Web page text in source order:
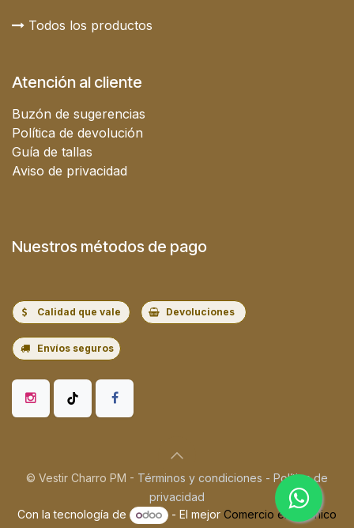
Todos los productos
Atención al cliente
Buzón de sugerencias
Política de devolución
Guía de tallas
Aviso de privacidad
Nuestros métodos de pago
Calidad que vale Devoluciones
Envíos seguros
© Vestir Charro PM - Términos y condiciones - Política de
privacidad
Con la tecnología de
- El mejor Comercio electrónico